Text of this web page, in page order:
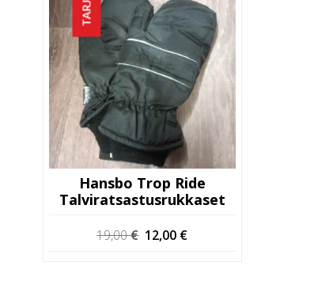
Hansbo Trop Ride
Talviratsastusrukkaset
19,00€ Alkuperäinen
12,00 €